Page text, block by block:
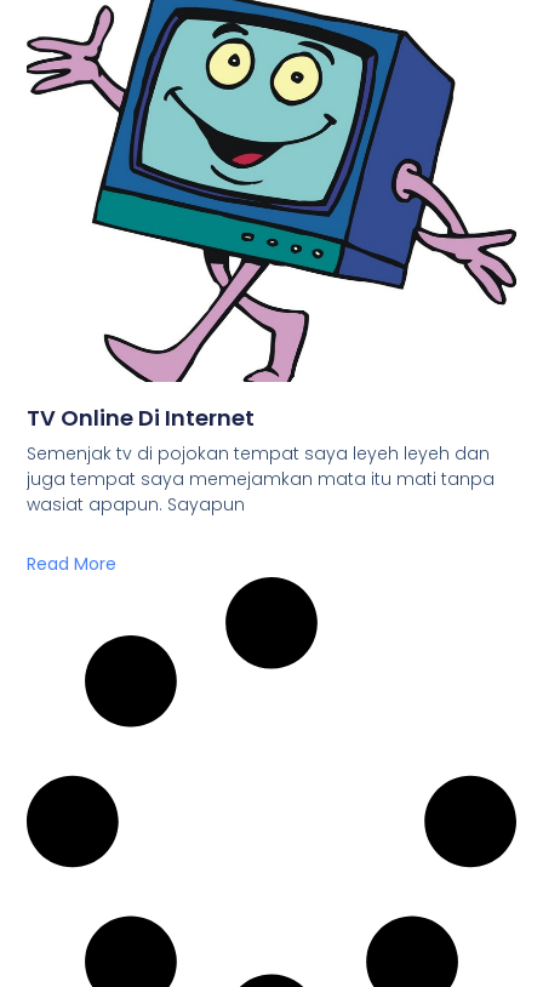
TV Online Di Internet
Semenjak tv di pojokan tempat saya leyeh leyeh dan
juga tempat saya memejamkan mata itu mati tanpa
wasiat apapun. Sayapun
Read More